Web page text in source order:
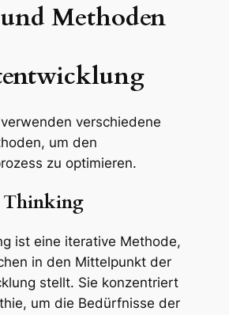
Methoden
verschiedene
um den
zu optimieren.
Thinking
ist eine iterative Methode,
in den Mittelpunkt der
stellt. Sie konzentriert
um die Bedürfnisse der